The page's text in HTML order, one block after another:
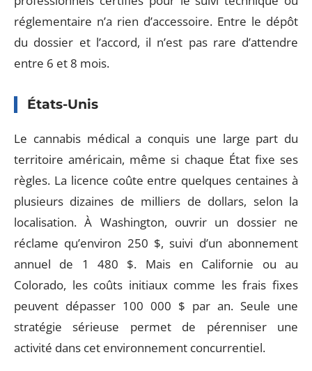
réglementaire n’a rien d’accessoire. Entre le dépôt
du dossier et l’accord, il n’est pas rare d’attendre
entre 6 et 8 mois.
États-Unis
Le cannabis médical a conquis une large part du
territoire américain, même si chaque État fixe ses
règles. La licence coûte entre quelques centaines à
plusieurs dizaines de milliers de dollars, selon la
localisation. À Washington, ouvrir un dossier ne
réclame qu’environ 250 $, suivi d’un abonnement
annuel de 1 480 $. Mais en Californie ou au
Colorado, les coûts initiaux comme les frais fixes
peuvent dépasser 100 000 $ par an. Seule une
stratégie sérieuse permet de pérenniser une
activité dans cet environnement concurrentiel.